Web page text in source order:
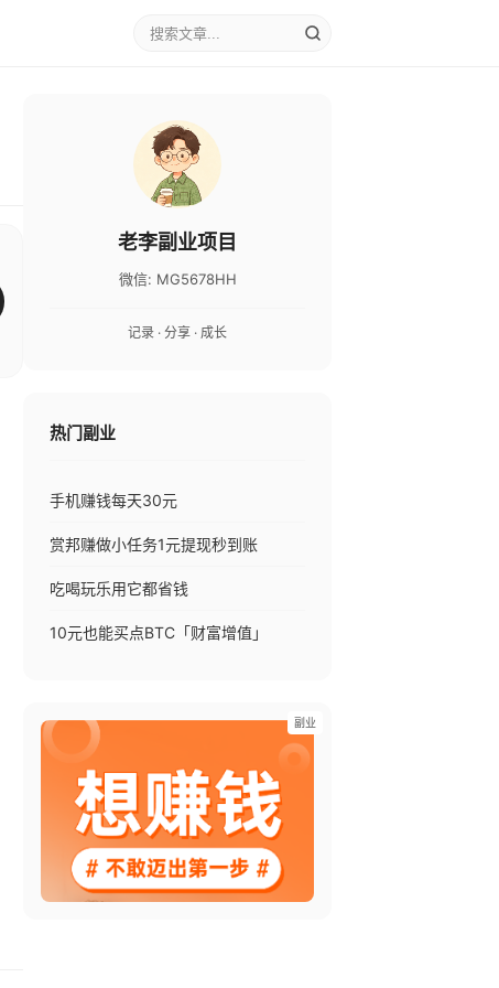
老李副业项目
微信: MG5678HH
记录 · 分享 · 成长
热门副业
手机赚钱每天30元
赏邦赚做小任务1元提现秒到账
吃喝玩乐用它都省钱
10元也能买点BTC「财富增值」
副业